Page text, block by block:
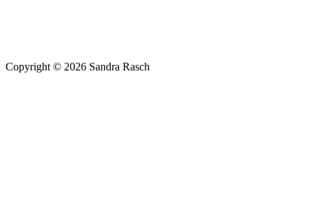
Copyright © 2026 Sandra Rasch